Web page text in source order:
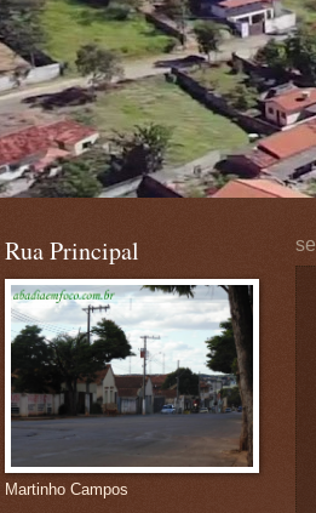
Rua Principal
Martinho Campos